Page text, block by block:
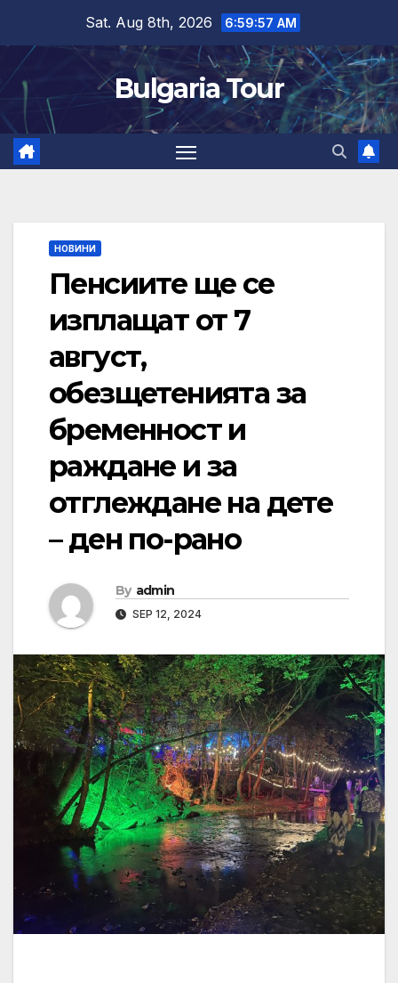
content
Sat. Aug 8th, 2026 6:59:57 AM
Bulgaria Tour
НОВИНИ
Пенсиите ще се
изплащат от 7
август,
обезщетенията за
бременност и
раждане и за
отглеждане на дете
– ден по-рано
By admin
SEP 12, 2024